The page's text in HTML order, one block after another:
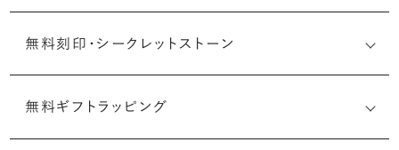
無料刻印・ シークレットストーン
刻印メッセージ：半角英数字20文字まで刻印可能
無料ギフトラッピング